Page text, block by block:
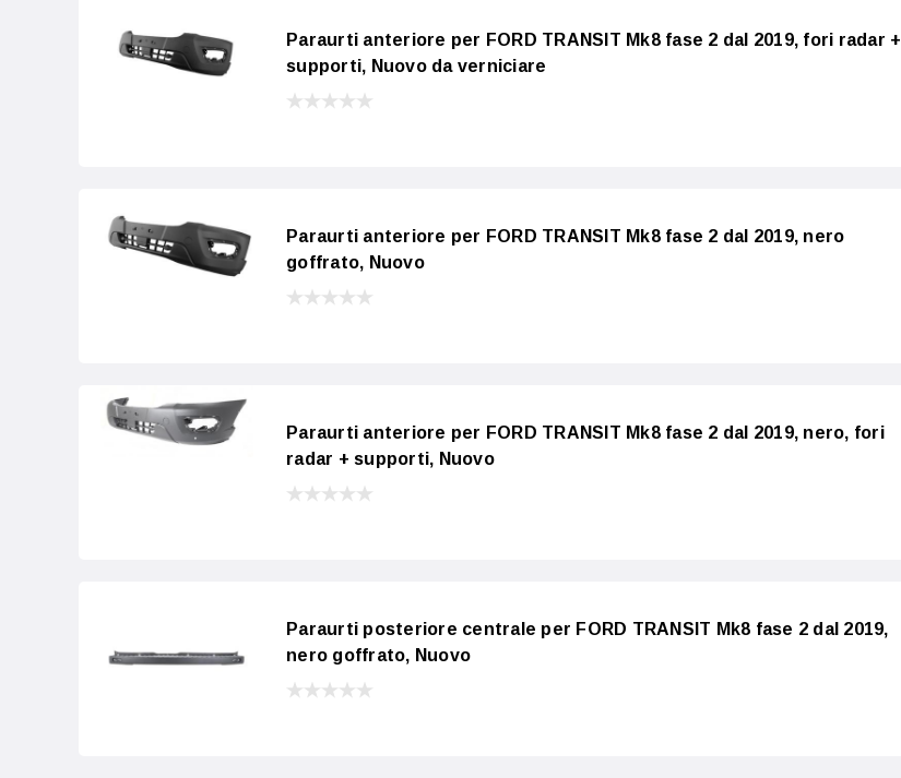
Paraurti anteriore per FORD TRANSIT Mk8 fase 2 dal 2019, fori radar +
supporti, Nuovo da verniciare
Paraurti anteriore per FORD TRANSIT Mk8 fase 2 dal 2019, nero
goffrato, Nuovo
Paraurti anteriore per FORD TRANSIT Mk8 fase 2 dal 2019, nero, fori
radar + supporti, Nuovo
Paraurti posteriore centrale per FORD TRANSIT Mk8 fase 2 dal 2019,
nero goffrato, Nuovo